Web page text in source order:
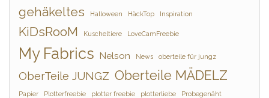
gehäkeltes Halloween HäckTop Inspiration
KiDsRooM Kuscheltiere LoveCamFreebie
My Fabrics Nelson News oberteile für jungz
OberTeile JUNGZ Oberteile MÄDELZ
Papier Plotterfreebie plotter freebie plotterliebe
Probegenäht